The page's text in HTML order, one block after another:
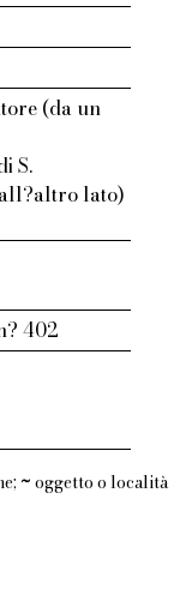
(da un
S.
lato)
402
~ oggetto o località